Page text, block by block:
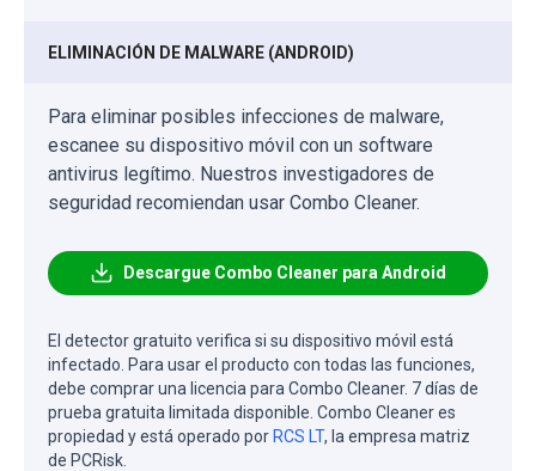
ELIMINACIÓN DE MALWARE (ANDROID)
Para eliminar posibles infecciones de malware,
escanee su dispositivo móvil con un software
antivirus legítimo. Nuestros investigadores de
seguridad recomiendan usar Combo Cleaner.
Descargue Combo Cleaner para Android
El detector gratuito verifica si su dispositivo móvil está
infectado. Para usar el producto con todas las funciones,
debe comprar una licencia para Combo Cleaner. 7 días de
prueba gratuita limitada disponible. Combo Cleaner es
propiedad y está operado por RCS LT, la empresa matriz
de PCRisk.